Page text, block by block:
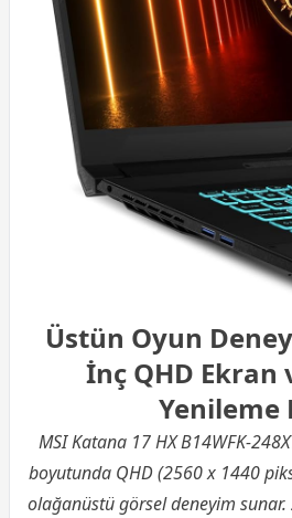
Üstün Oyun
İnç QHD Ekran
Yenileme
MSI Katana 17 HX B14WFK-
boyutunda QHD (2560 x 1440
olağanüstü görsel deneyim